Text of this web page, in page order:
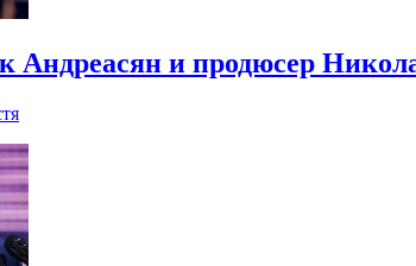
Андреасян и продюсер